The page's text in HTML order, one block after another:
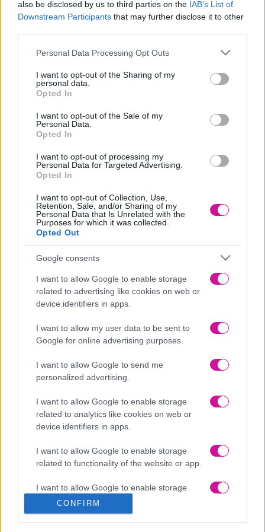
also be disclosed by us to third parties on the IAB’s List of
Downstream Participants that may further disclose it to other
Please note that this website/app uses one or more Google
not limited to your visit or usage behaviour. You may click to
grant or deny consent to Google and its third-party tags to
use your data for below specified purposes in below Google
consent section.
Personal Data Processing Opt Outs
I want to opt-out of the Sharing of my
personal data.
Opted In
I want to opt-out of the Sale of my
Personal Data.
Opted In
I want to opt-out of processing my
Personal Data for Targeted Advertising.
Opted In
I want to opt-out of Collection, Use,
Retention, Sale, and/or Sharing of my
Personal Data that Is Unrelated with the
Purposes for which it was collected.
Opted Out
Google consents
I want to allow Google to enable storage
related to advertising like cookies on web or
device identifiers in apps.
I want to allow my user data to be sent to
Google for online advertising purposes.
I want to allow Google to send me
personalized advertising.
I want to allow Google to enable storage
related to analytics like cookies on web or
device identifiers in apps.
I want to allow Google to enable storage
related to functionality of the website or app.
I want to allow Google to enable storage
related to personalization.
I want to allow Google to enable storage
CONFIRM
βάζουμε σε ένα γυάλινο μπολ και το αφήνουμε στην άκρη να
κρυώσει.
Σε ένα μπολ ρίχνουμε το ηλιέλαιο, το ελαιόλαδο, την στέβια
χυμό πορτοκάλι προσθέτουμε την σόδα ανακατεύουμε να
Ρίχνουμε το μπέικεν και ανακατεύουμε για 1 λεπτό με το
σύρμα.
Προσθέτουμε το σιμιγδάλι , κοσκινίζουμε το αλεύρι και
Μετράμε το κάθε μελομακάρονο να ναι 25 γρ . τα βάζουμε
σε ένα ταψί με λαδόκολλα.
Τα τρυπάμε ελαφρώς με ένα πιρούνι και τα ψήνουμε σε προ
Μόλις τα βγάλουμε από τον φούρνο απευθείας τα ρίχνουμε
στο κρύο σιρόπι και τα αφήνουμε για 30 δευτερόλεπτα μέσα
στο σιρόπι.
Τα πιο νόστιμα και μελωμένα μελομακάρονα χωρίς ζάχαρη για
φέτος τις γιόρτες!!
Αδιανότητο! 29χρονη χώρισε τον σύντροφό της… κι εκείνος
κρυβόταν 1 μήνα κάτω από το κρεβάτι της